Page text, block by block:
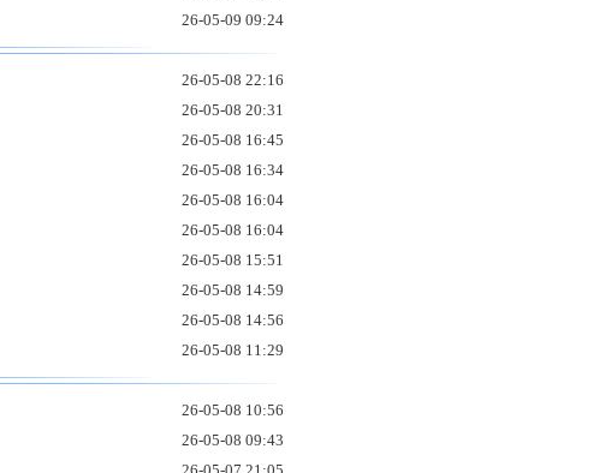
26-05-09 09:24
26-05-08 22:16
26-05-08 20:31
26-05-08 16:45
26-05-08 16:34
26-05-08 16:04
26-05-08 16:04
26-05-08 15:51
26-05-08 14:59
26-05-08 14:56
26-05-08 11:29
26-05-08 10:56
26-05-08 09:43